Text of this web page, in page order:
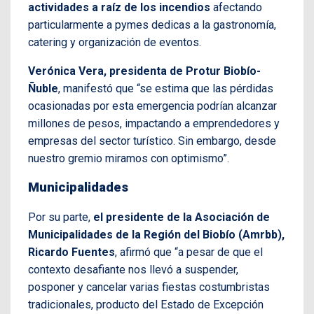
actividades a raíz de los incendios afectando
particularmente a pymes dedicas a la gastronomía,
catering y organización de eventos.
Verónica Vera, presidenta de Protur Biobío-
Ñuble, manifestó que “se estima que las pérdidas
ocasionadas por esta emergencia podrían alcanzar
millones de pesos, impactando a emprendedores y
empresas del sector turístico. Sin embargo, desde
nuestro gremio miramos con optimismo”.
Municipalidades
Por su parte, el presidente de la Asociación de
Municipalidades de la Región del Biobío (Amrbb),
Ricardo Fuentes, afirmó que “a pesar de que el
contexto desafiante nos llevó a suspender,
posponer y cancelar varias fiestas costumbristas
tradicionales, producto del Estado de Excepción